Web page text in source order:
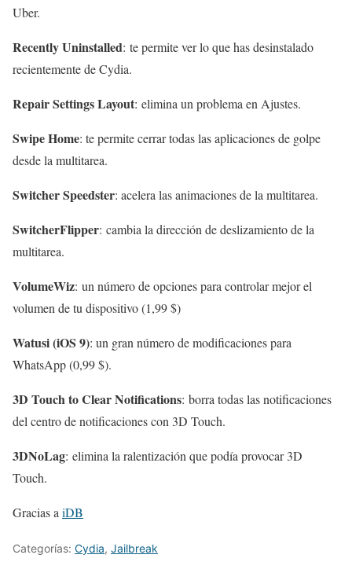
Uber.
Recently Uninstalled: te permite ver lo que has desinstalado
recientemente de Cydia.
Repair Settings Layout: elimina un problema en Ajustes.
Swipe Home: te permite cerrar todas las aplicaciones de golpe
desde la multitarea.
Switcher Speedster: acelera las animaciones de la multitarea.
SwitcherFlipper: cambia la dirección de deslizamiento de la
multitarea.
VolumeWiz: un número de opciones para controlar mejor el
volumen de tu dispositivo (1,99 $)
Watusi (iOS 9): un gran número de modificaciones para
WhatsApp (0,99 $).
3D Touch to Clear Notifications: borra todas las notificaciones
del centro de notificaciones con 3D Touch.
3DNoLag: elimina la ralentización que podía provocar 3D
Touch.
Gracias a iDB
Categorías: Cydia, Jailbreak